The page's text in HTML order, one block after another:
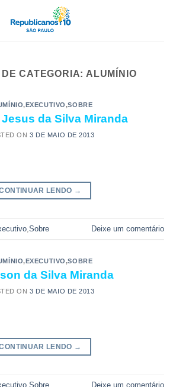
CATEGORIA: ALUMÍNIO
,EXECUTIVO,SOBRE
Jesus da Silva Miranda
ON3 DE MAIO DE 2013
LENDO →
Sobre Deixe um comentário
, EXECUTIVO,SOBRE
da Silva Miranda
ON3 DE MAIO DE 2013
LENDO →
Sobre Deixe um comentário